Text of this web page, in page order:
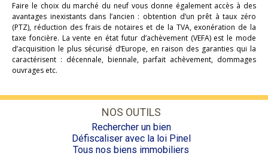
Faire le choix du marché du neuf vous donne également accès à des
avantages inexistants dans l’ancien : obtention d’un prêt à taux zéro
(PTZ), réduction des frais de notaires et de la TVA, exonération de la
taxe foncière. La vente en état futur d’achèvement (VEFA) est le mode
d’acquisition le plus sécurisé d’Europe, en raison des garanties qui la
caractérisent : décennale, biennale, parfait achèvement, dommages
ouvrages etc.
NOS OUTILS
Rechercher un bien
Défiscaliser avec la loi Pinel
Tous nos biens immobiliers